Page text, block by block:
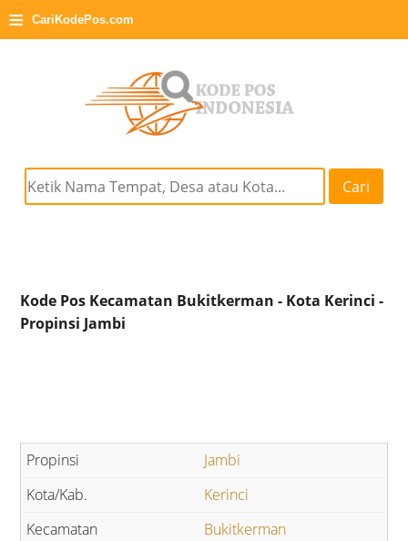
≡ CariKodePos.com
Cari
Kode Pos Kecamatan Bukitkerman - Kota Kerinci -
Propinsi Jambi
Jambi
Kerinci
Bukitkerman